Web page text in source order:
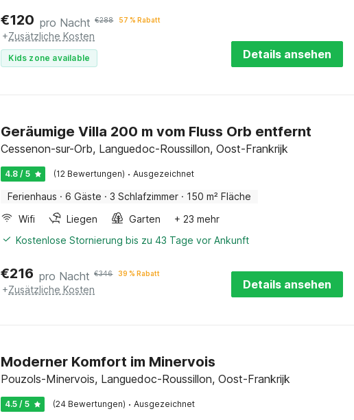
€120 pro Nacht €288 57 % Rabatt
+Zusätzliche Kosten
Kids zone available Details ansehen
Geräumige Villa 200 m vom Fluss Orb entfernt
Cessenon-sur-Orb, Languedoc-Roussillon, Oost-Frankrijk
4.8 / 5 (12 Bewertungen) · Ausgezeichnet
Ferienhaus · 6 Gäste · 3 Schlafzimmer · 150 m² Fläche
Wifi
Liegen Garten
+ 23 mehr
Kostenlose Stornierung bis zu 43 Tage vor Ankunft
€216 pro Nacht €346 39 % Rabatt
+Zusätzliche Kosten Details ansehen
Moderner Komfort im Minervois
Pouzols-Minervois, Languedoc-Roussillon, Oost-Frankrijk
4.5 / 5 (24 Bewertungen) · Ausgezeichnet